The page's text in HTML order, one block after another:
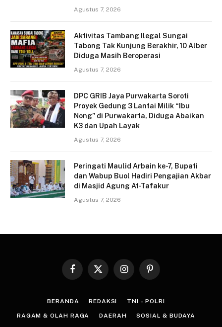
Agustus 7, 2026
Aktivitas Tambang Ilegal Sungai
Tabong Tak Kunjung Berakhir, 10 Alber
Diduga Masih Beroperasi
Agustus 7, 2026
DPC GRIB Jaya Purwakarta Soroti
Proyek Gedung 3 Lantai Milik “Ibu
Nong” di Purwakarta, Diduga Abaikan
K3 dan Upah Layak
Agustus 7, 2026
Peringati Maulid Arbain ke-7, Bupati
dan Wabup Buol Hadiri Pengajian Akbar
di Masjid Agung At-Tafakur
Agustus 7, 2026
Facebook
X
InstagramPinterest
BERANDA REDAKSI TNI – POLRI
RAGAM & OLAH RAGA DAERAH SOSIAL & BUDAYA